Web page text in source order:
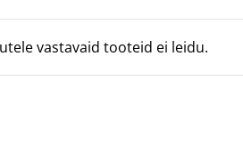
vastavaid tooteid ei leidu.